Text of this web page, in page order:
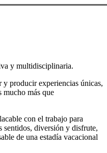
y multidisciplinaria.
y producir experiencias únicas,
mucho más que
con el trabajo para
sentidos, diversión y disfrute,
de una estadía vacacional